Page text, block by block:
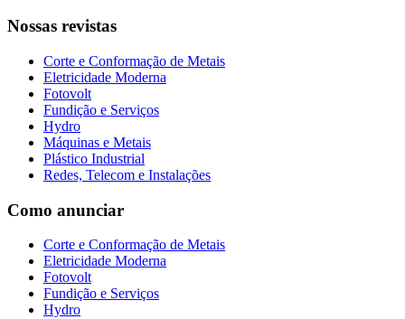
Nossas revistas
Corte e Conformação de Metais
Eletricidade Moderna
Fotovolt
Fundição e Serviços
Hydro
Máquinas e Metais
Plástico Industrial
Redes, Telecom e Instalações
Como anunciar
Corte e Conformação de Metais
Eletricidade Moderna
Fotovolt
Fundição e Serviços
Hydro